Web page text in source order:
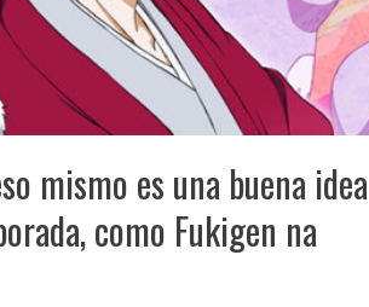
mismo es una buena idea
como Fukigen na